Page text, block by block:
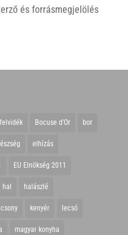
és forrásmegjelölés
Bocuse d'Or bor
elhízás
EU Elnökség 2011
hal halászlé
kenyér lecsó
magyar konyha